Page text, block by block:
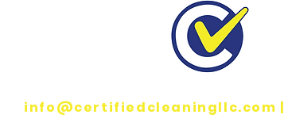
info@certifiedcleaningllc.com |